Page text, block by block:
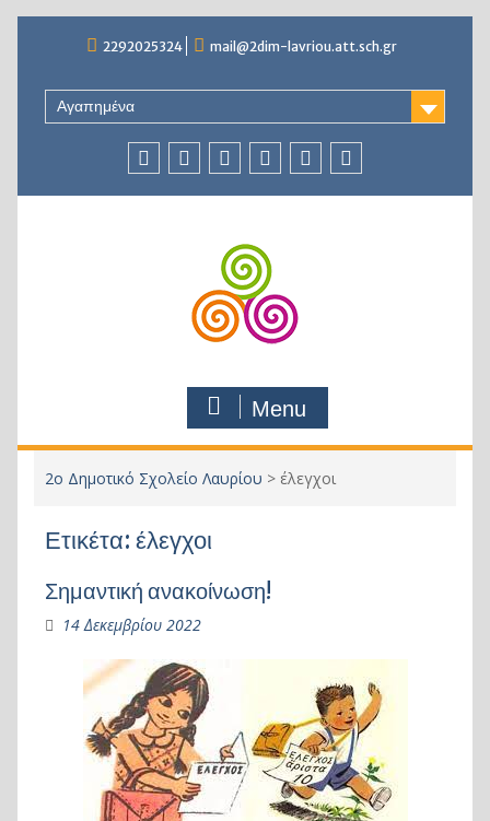
2292025324 mail@2dim-lavriou.att.sch.gr
Αγαπημένα
Menu
2ο Δημοτικό Σχολείο Λαυρίου > έλεγχοι
Ετικέτα: έλεγχοι
Σημαντική ανακοίνωση!
14 Δεκεμβρίου 2022